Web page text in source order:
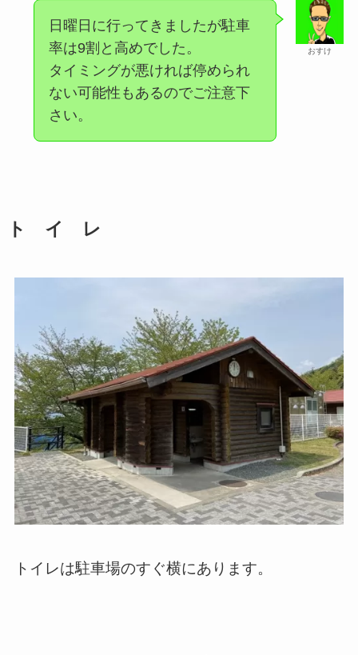
おすけ
日曜日に行ってきましたが駐車
率は9割と高めでした。
タイミングが悪ければ停められ
ない可能性もあるのでご注意下
さい。
ト イ レ
トイレは駐車場のすぐ横にあります。